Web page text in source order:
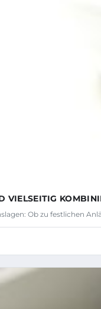
VIELSEITIG
Ob zu festlichen